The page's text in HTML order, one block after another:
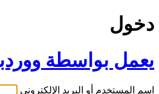
دخول
يعمل بواسطة
اسم المستخدم أو البريد الإلكتروني